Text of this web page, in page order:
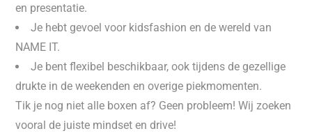
en presentatie.
Je hebt gevoel voor kidsfashion en de wereld van
NAME IT.
Je bent flexibel beschikbaar, ook tijdens de gezellige
drukte in de weekenden en overige piekmomenten.
Tik je nog niet alle boxen af? Geen probleem! Wij zoeken
vooral de juiste mindset en drive!